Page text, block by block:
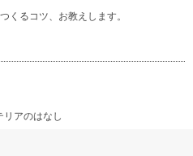
くるコツ、お教えします。
リアのはなし